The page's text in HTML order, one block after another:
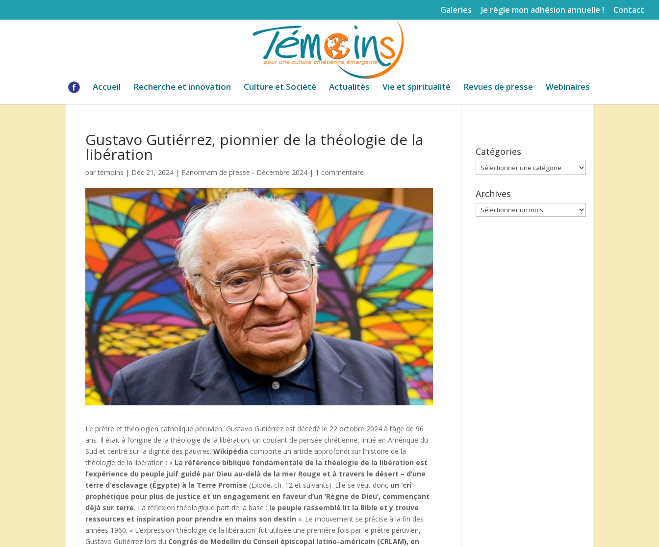
Galeries Je règle mon adhésion annuelle ! Contact
Accueil Recherche et innovation Culture et Société Actualités Vie et spiritualité Revues de presse Webinaires
Gustavo Gutiérrez, pionnier de la théologie de la
libération
partemoins | Déc 21, 2024 | Panormam de presse - Décembre 2024 | 1 commentaire
Le prêtre et théologien catholique péruvien, Gustavo Gutiérrez est décédé le 22 octobre 2024 à l’âge de 96
ans. Il était à l’origine de la théologie de la libération, un courant de pensée chrétienne, initié en Amérique du
Sud et centré sur la dignité des pauvres.Wikipédia comporte un article approfondi sur l’histoire de la
théologie de la libération : « La référence biblique fondamentale de la théologie de la libération est
l’expérience du peuple juif guidé par Dieu au-delà de la mer Rouge et à travers le désert – d’une
terre d’esclavage (Égypte) à la Terre Promise (Exode. ch. 12 et suivants). Elle se veut donc un ‘cri’
prophétique pour plus de justice et un engagement en faveur d’un ‘Règne de Dieu’, commençant
déjà sur terre. La réflexion théologique part de la base : le peuple rassemblé lit la Bible et y trouve
ressources et inspiration pour prendre en mains son destin ». Le mouvement se précise à la fin des
années 1960. « L’expression ‘théologie de la libération’ fut utilisée une première fois par le prêtre péruvien,
Gustavo Gutiérrez lors du Congrès de Medellin du Conseil épiscopal latino-américain (CRLAM), en
Catégories
Catégories
Archives
Archives